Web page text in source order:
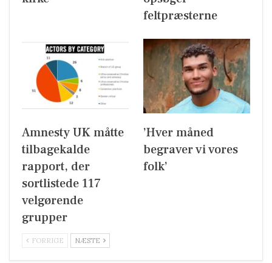
feltpræsterne
Amnesty UK måtte
tilbagekalde
rapport, der
sortlistede 117
velgørende
grupper
’Hver måned
begraver vi vores
folk’
FORRIGE NÆSTE